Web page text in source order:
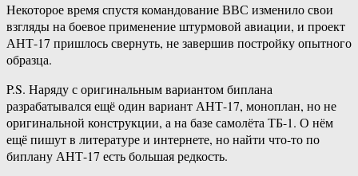
Некоторое время спустя командование ВВС изменило свои
взгляды на боевое применение штурмовой авиации, и проект
АНТ-17 пришлось свернуть, не завершив постройку опытного
образца.
P.S. Наряду с оригинальным вариантом биплана
разрабатывался ещё один вариант АНТ-17, моноплан, но не
оригинальной конструкции, а на базе самолёта ТБ-1. О нём
ещё пишут в литературе и интернете, но найти что-то по
биплану АНТ-17 есть большая редкость.